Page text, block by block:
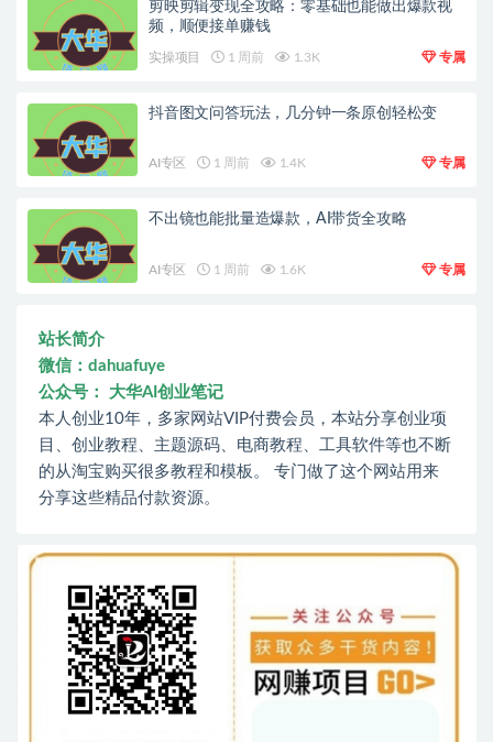
剪映剪辑变现全攻略：零基础也能做出爆款视
频，顺便接单赚钱
实操项目 1 周前 1.3K 专属
抖音图文问答玩法，几分钟一条原创轻松变
AI专区 1 周前 1.4K 专属
不出镜也能批量造爆款，AI带货全攻略
AI专区 1 周前 1.6K 专属
站长简介
微信：dahuafuye
公众号： 大华AI创业笔记
本人创业10年，多家网站VIP付费会员，本站分享创业项
目、创业教程、主题源码、电商教程、工具软件等也不断
的从淘宝购买很多教程和模板。 专门做了这个网站用来
分享这些精品付款资源。